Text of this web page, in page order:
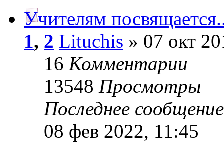
Учителям
1, 2 Lituchis » 07 окт
16 Комментарии
13548 Просмотры
Последнее
08 фев 2022, 11:45